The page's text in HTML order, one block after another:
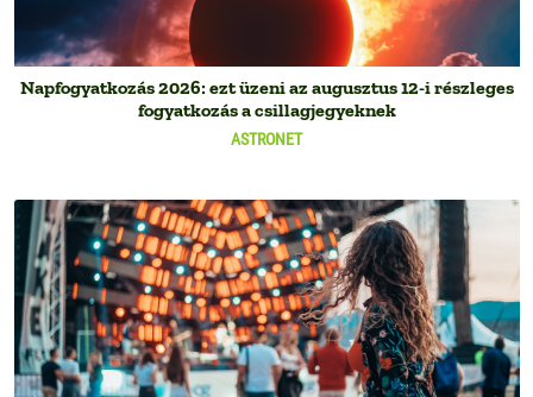
ASTRONET
Napfogyatkozás 2026: ezt üzeni az augusztus 12-i részleges
fogyatkozás a csillagjegyeknek